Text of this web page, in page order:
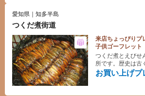
愛知県｜知多半島
つくだ煮街道
来店ちょっぴり
子供ゴーフレット
お買い上げプ
つくだ煮とえびせ
所です。歴史は古
の創業です。